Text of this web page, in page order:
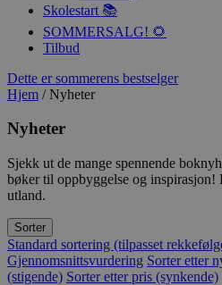
Skolestart 📚
SOMMERSALG! 🌻
Tilbud
Dette er sommerens bestselger
Hjem / Nyheter
Nyheter
Sjekk ut de mange spennende
bøker til oppbyggelse og
utland.
Sorter
Standard sortering (tilpasset
Gjennomsnittsvurdering Sorter etter
(stigende) Sorter etter pris (synkende)